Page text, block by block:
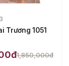
Trương 1051
1,850,000đ